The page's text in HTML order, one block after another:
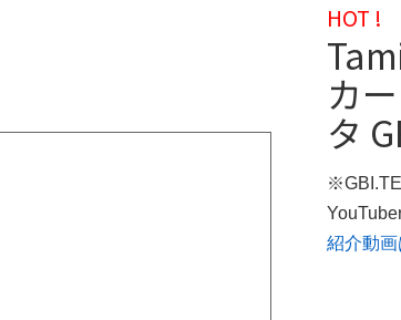
HOT !
カ
タ
紹介動画